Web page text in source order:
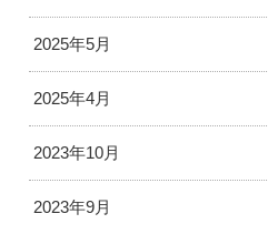
2025年5月
2025年4月
2023年10月
2023年9月